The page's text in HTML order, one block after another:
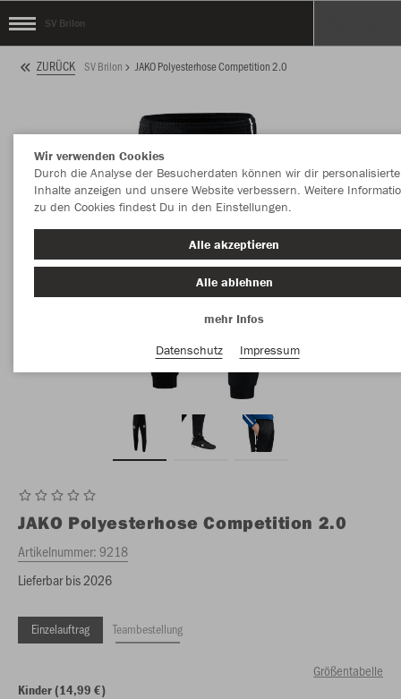
SV Brilon
ZURÜCK SV Brilon JAKO Polyesterhose Competition 2.0
JAKO Polyesterhose Competition 2.0
Artikelnummer:9218
Lieferbar bis 2026
Einzelauftrag Teambestellung
Größentabelle
Kinder (14,99 €)
Wir verwenden Cookies
Durch die Analyse der Besucherdaten können wir dir personalisierte
Inhalte anzeigen und unsere Website verbessern. Weitere
zu den Cookies findest Du in den Einstellungen.
Alle akzeptieren
Alle ablehnen
mehr Infos
Datenschutz
Impressum